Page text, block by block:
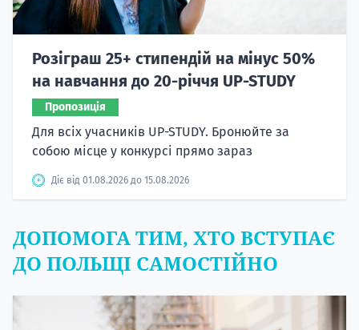
Розіграш 25+ стипендій на мінус 50%
на навчання до 20-річчя UP-STUDY
Пропозиція
Для всіх учасників UP-STUDY. Бронюйте за
собою місце у конкурсі прямо зараз
Діє від 01.08.2026 до 15.08.2026
ДОПОМОГА ТИМ, ХТО ВСТУПАЄ
ДО ПОЛЬЩІ САМОСТІЙНО